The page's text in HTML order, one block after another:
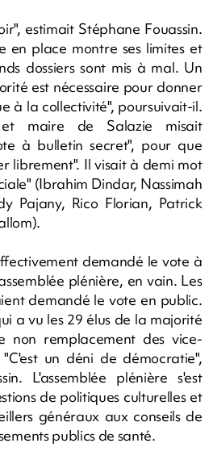
estimait Stéphane Fouassin.
en place montre ses limites et
dossiers sont mis à mal. Un
est nécessaire pour donner
à la collectivité", poursuivait-il.
maire de Salazie misait
à bulletin secret", pour que
librement". Il visait à demi mot
(Ibrahim Dindar, Nassimah
Pajany, Rico Florian, Patrick
demandé le vote à
plénière, en vain. Les
demandé le vote en public.
a vu les 29 élus de la majorité
non remplacement des vice-
un déni de démocratie",
L'assemblée plénière s'est
de politiques culturelles et
généraux aux conseils de
publics de santé.